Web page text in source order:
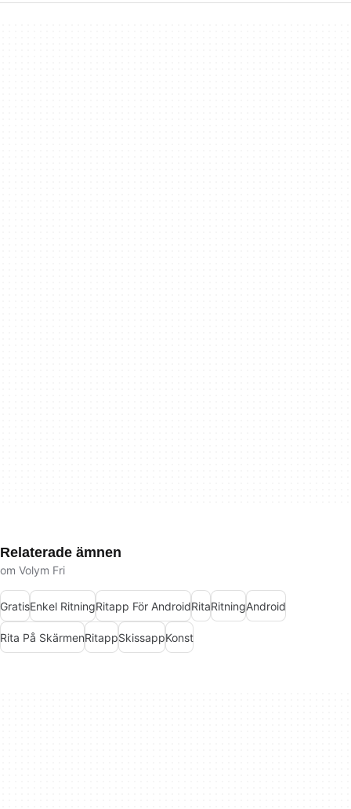
Relaterade ämnen
om Volym Fri
GratisEnkel RitningRitapp För AndroidRitaRitningAndroid
Rita På SkärmenRitappSkissappKonst